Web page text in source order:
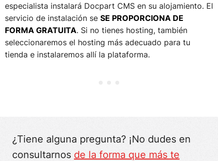
especialista instalará Docpart CMS en su alojamiento. El
servicio de instalación se SE PROPORCIONA DE
FORMA GRATUITA. Si no tienes hosting, también
seleccionaremos el hosting más adecuado para tu
tienda e instalaremos allí la plataforma.
¿Tiene alguna pregunta? ¡No dudes en
consultarnos de la forma que más te